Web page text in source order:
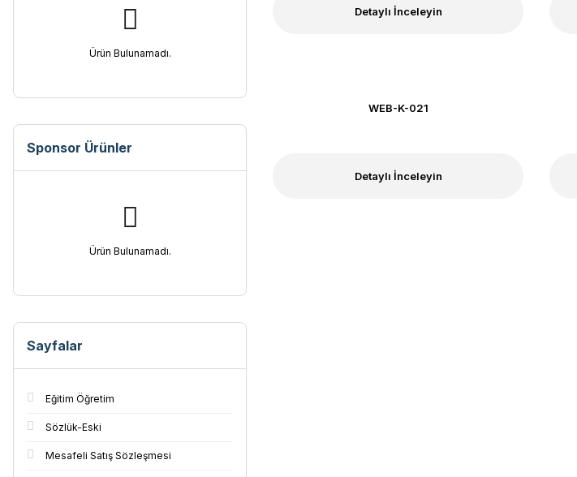
Ürün Bulunamadı.
Sponsor Ürünler
Ürün Bulunamadı.
Sayfalar
Eğitim Öğretim
Sözlük-Eski
Mesafeli Satış Sözleşmesi
Detaylı İnceleyin
WEB-K-021
Detaylı İnceleyin